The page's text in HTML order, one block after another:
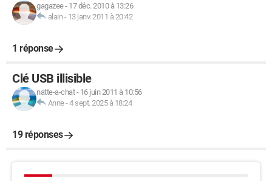
gagazee- 17 déc. 2010 à 13:26
alain- 13 janv. 2011 à 20:42
1 réponse
Clé USB illisible
natte-a-chat- 16 juin 2011 à 10:56
Anne-4 sept. 2025 à 18:24
19 réponses